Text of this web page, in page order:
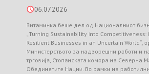
06.07.2026
Витаминка беше дел од Националниот
„Turning Sustainability into Competitiveness:
Resilient Businesses in an Uncertain World“,
Министерството за надворешни работи и
трговија, Стопанската комора на Северна
Обединетите Нации. Во рамки на